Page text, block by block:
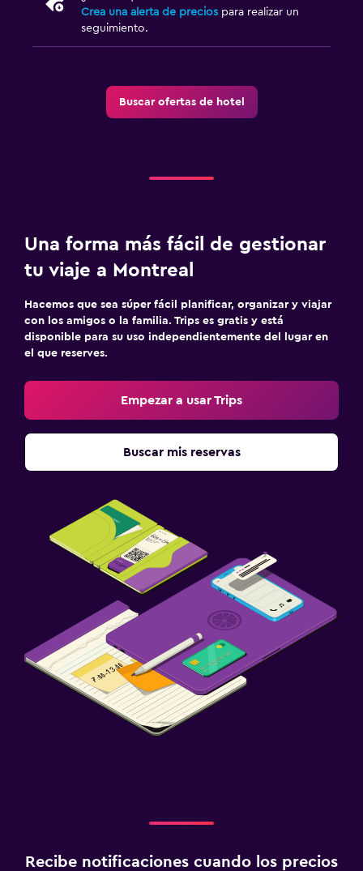
Crea una alerta de precios para realizar un
seguimiento.
Buscar ofertas de hotel
Una forma más fácil de gestionar
tu viaje a Montreal
Hacemos que sea súper fácil planificar, organizar y viajar
con los amigos o la familia. Trips es gratis y está
disponible para su uso independientemente del lugar en
el que reserves.
Empezar a usar Trips
Buscar mis reservas
Recibe notificaciones cuando los precios